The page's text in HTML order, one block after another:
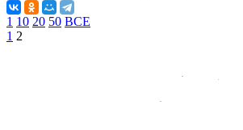
1 10 20 50 ВСЕ
1 2